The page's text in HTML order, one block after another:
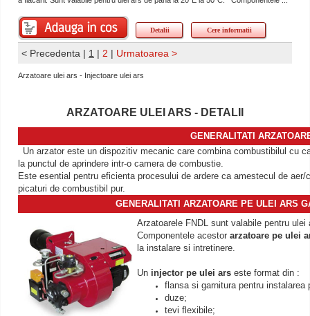
Detalii Cere informatii
< Precedenta | 1 | 2 | Urmatoarea >
Arzatoare ulei ars - Injectoare ulei ars
ARZATOARE ULEI ARS - DETALII
GENERALITATI
Un arzator este un dispozitiv mecanic care combina combustibilul cu
la punctul de aprindere intr-o camera de combustie.
Este esential pentru eficienta procesului de ardere ca amestecul de
picaturi de combustibil pur.
GENERALITATI ARZATOARE PE ULEI ARS
Arzatoarele FNDL sunt valabile pentru ulei
Componentele acestor arzatoare pe ulei
la instalare si intretinere.
Un injector pe ulei ars este format din :
flansa si garnitura pentru instalarea
duze;
tevi flexibile;